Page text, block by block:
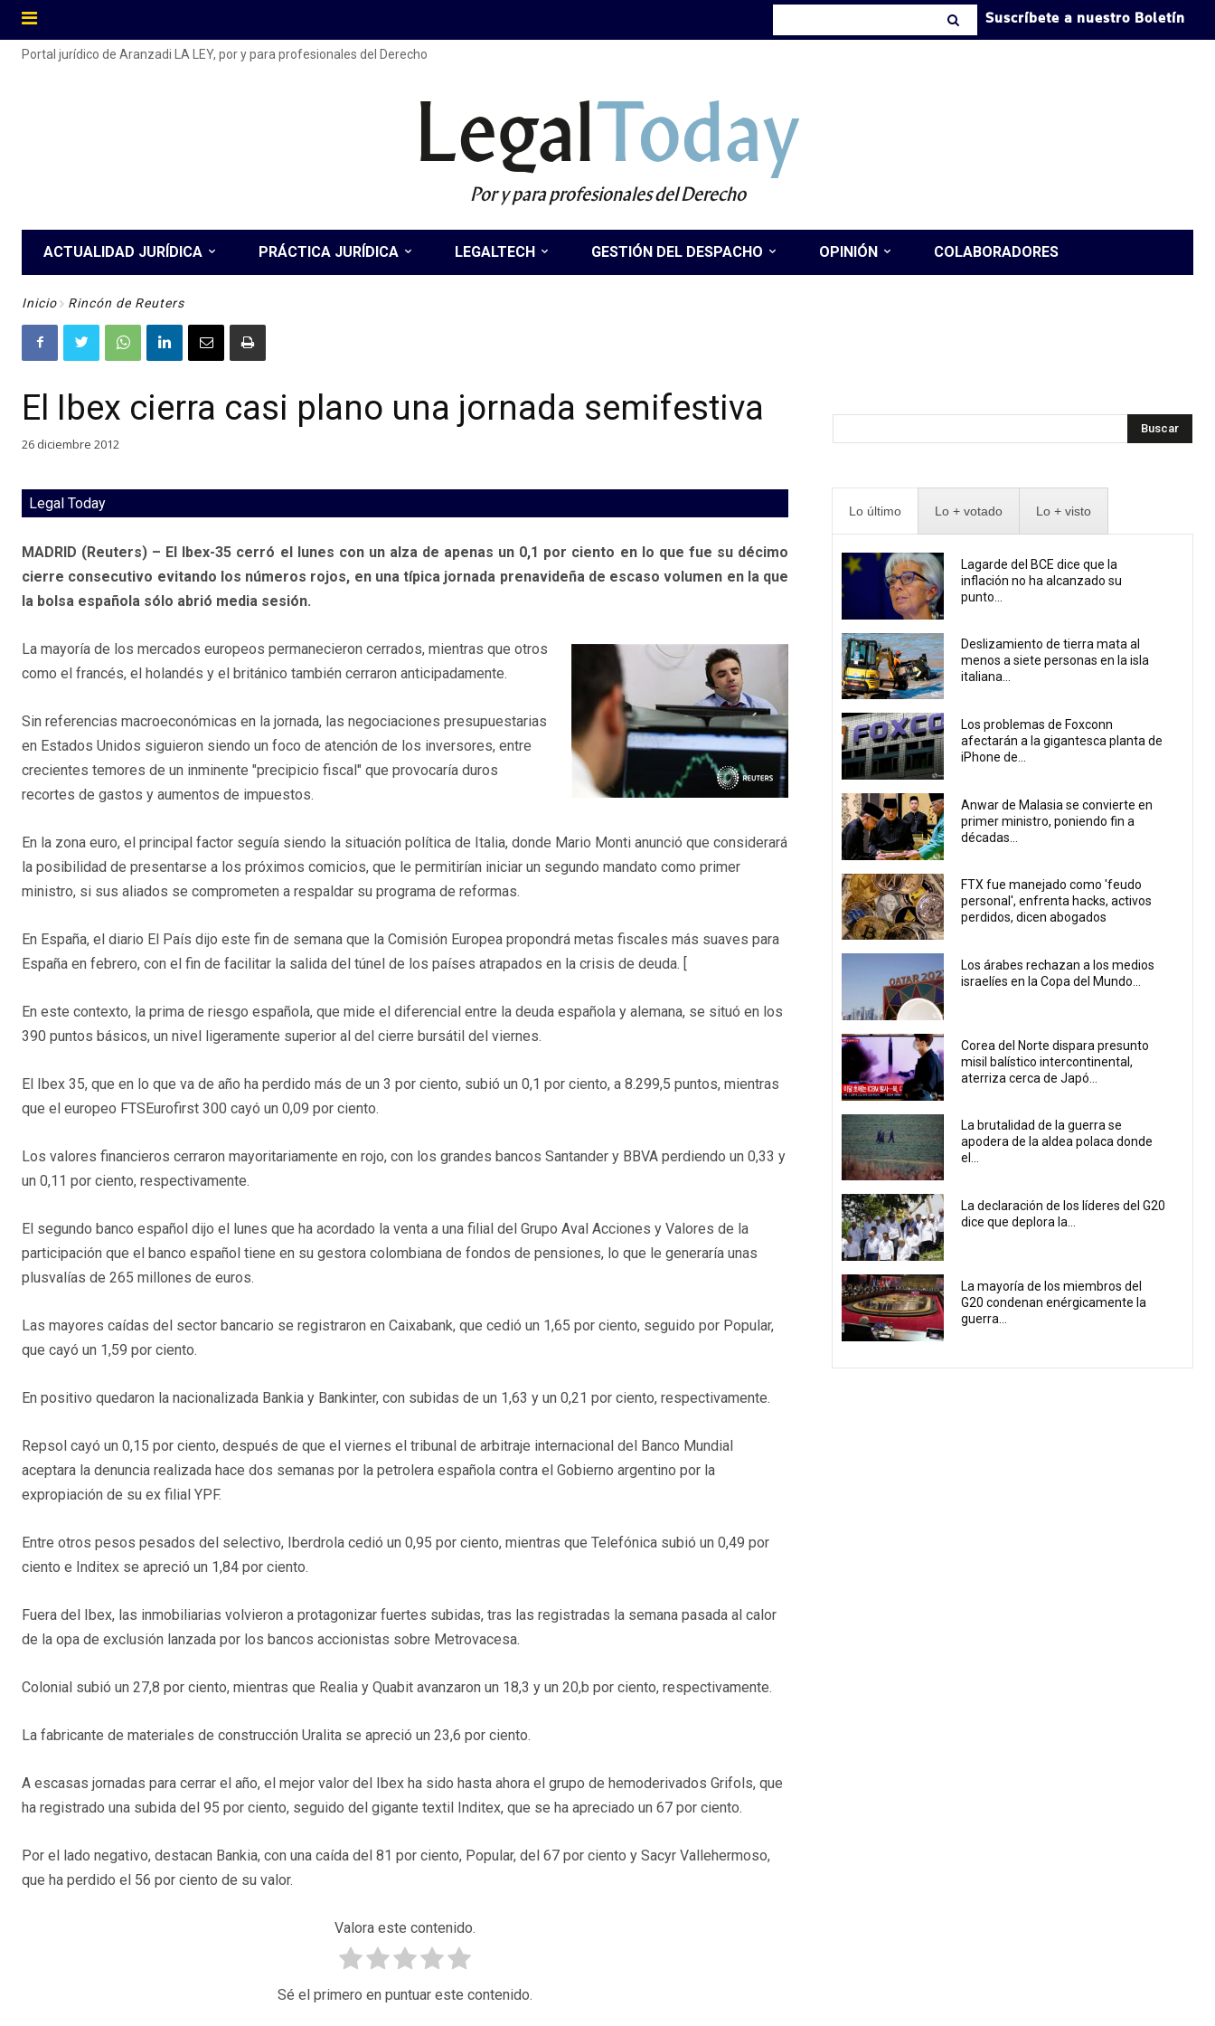
Suscríbete a nuestro Boletín
Portal jurídico de Aranzadi LA LEY, por y para profesionales del Derecho
LegalToday
Por y para profesionales del Derecho
ACTUALIDAD JURÍDICA PRÁCTICA JURÍDICA LEGALTECH GESTIÓN DEL DESPACHO OPINIÓN COLABORADORES
Inicio Rincón de Reuters
El Ibex cierra casi plano una jornada semifestiva
26 diciembre 2012
Legal Today
MADRID (Reuters) – El Ibex-35 cerró el lunes con un alza de apenas un 0,1 por ciento en lo que fue su décimo
cierre consecutivo evitando los números rojos, en una típica jornada prenavideña de escaso volumen en la que
la bolsa española sólo abrió media sesión.
La mayoría de los mercados europeos permanecieron cerrados, mientras que otros
como el francés, el holandés y el británico también cerraron anticipadamente.
Sin referencias macroeconómicas en la jornada, las negociaciones presupuestarias
en Estados Unidos siguieron siendo un foco de atención de los inversores, entre
crecientes temores de un inminente "precipicio fiscal" que provocaría duros
recortes de gastos y aumentos de impuestos.
En la zona euro, el principal factor seguía siendo la situación política de Italia, donde Mario Monti anunció que considerará
la posibilidad de presentarse a los próximos comicios, que le permitirían iniciar un segundo mandato como primer
ministro, si sus aliados se comprometen a respaldar su programa de reformas.
En España, el diario El País dijo este fin de semana que la Comisión Europea propondrá metas fiscales más suaves para
España en febrero, con el fin de facilitar la salida del túnel de los países atrapados en la crisis de deuda. [
En este contexto, la prima de riesgo española, que mide el diferencial entre la deuda española y alemana, se situó en los
390 puntos básicos, un nivel ligeramente superior al del cierre bursátil del viernes.
El Ibex 35, que en lo que va de año ha perdido más de un 3 por ciento, subió un 0,1 por ciento, a 8.299,5 puntos, mientras
que el europeo FTSEurofirst 300 cayó un 0,09 por ciento.
Los valores financieros cerraron mayoritariamente en rojo, con los grandes bancos Santander y BBVA perdiendo un 0,33 y
un 0,11 por ciento, respectivamente.
El segundo banco español dijo el lunes que ha acordado la venta a una filial del Grupo Aval Acciones y Valores de la
participación que el banco español tiene en su gestora colombiana de fondos de pensiones, lo que le generaría unas
plusvalías de 265 millones de euros.
Las mayores caídas del sector bancario se registraron en Caixabank, que cedió un 1,65 por ciento, seguido por Popular,
que cayó un 1,59 por ciento.
En positivo quedaron la nacionalizada Bankia y Bankinter, con subidas de un 1,63 y un 0,21 por ciento, respectivamente.
Repsol cayó un 0,15 por ciento, después de que el viernes el tribunal de arbitraje internacional del Banco Mundial
aceptara la denuncia realizada hace dos semanas por la petrolera española contra el Gobierno argentino por la
expropiación de su ex filial YPF.
Entre otros pesos pesados del selectivo, Iberdrola cedió un 0,95 por ciento, mientras que Telefónica subió un 0,49 por
ciento e Inditex se apreció un 1,84 por ciento.
Fuera del Ibex, las inmobiliarias volvieron a protagonizar fuertes subidas, tras las registradas la semana pasada al calor
de la opa de exclusión lanzada por los bancos accionistas sobre Metrovacesa.
Colonial subió un 27,8 por ciento, mientras que Realia y Quabit avanzaron un 18,3 y un 20,b por ciento, respectivamente.
La fabricante de materiales de construcción Uralita se apreció un 23,6 por ciento.
A escasas jornadas para cerrar el año, el mejor valor del Ibex ha sido hasta ahora el grupo de hemoderivados Grifols, que
ha registrado una subida del 95 por ciento, seguido del gigante textil Inditex, que se ha apreciado un 67 por ciento.
Por el lado negativo, destacan Bankia, con una caída del 81 por ciento, Popular, del 67 por ciento y Sacyr Vallehermoso,
que ha perdido el 56 por ciento de su valor.
Valora este contenido.
Sé el primero en puntuar este contenido.
Buscar
Lo último Lo + votado Lo + visto
Lagarde del BCE dice que la
inflación no ha alcanzado su
punto...
Deslizamiento de tierra mata al
menos a siete personas en la isla
italiana...
Los problemas de Foxconn
afectarán a la gigantesca planta de
iPhone de...
Anwar de Malasia se convierte en
primer ministro, poniendo fin a
décadas...
FTX fue manejado como 'feudo
personal', enfrenta hacks, activos
perdidos, dicen abogados
Los árabes rechazan a los medios
israelíes en la Copa del Mundo...
Corea del Norte dispara presunto
misil balístico intercontinental,
aterriza cerca de Japó...
La brutalidad de la guerra se
apodera de la aldea polaca donde
el...
La declaración de los líderes del G20
dice que deplora la...
La mayoría de los miembros del
G20 condenan enérgicamente la
guerra...